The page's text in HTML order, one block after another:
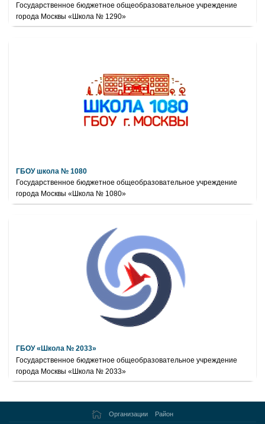
Государственное бюджетное общеобразовательное учреждение
города Москвы «Школа № 1290»
ГБОУ школа № 1080
Государственное бюджетное общеобразовательное учреждение
города Москвы «Школа № 1080»
ГБОУ «Школа № 2033»
Государственное бюджетное общеобразовательное учреждение
города Москвы «Школа № 2033»
Организации Район